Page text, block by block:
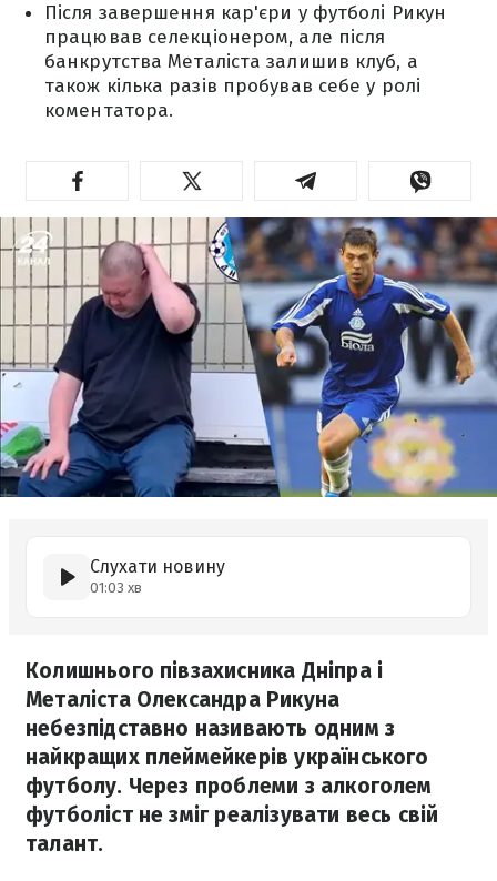
Після завершення кар'єри у футболі Рикун
працював селекціонером, але після
банкрутства Металіста залишив клуб, а
також кілька разів пробував себе у ролі
коментатора.
Слухати новину
01:03 хв
Колишнього півзахисника Дніпра і
Металіста Олександра Рикуна
небезпідставно називають одним з
найкращих плеймейкерів українського
футболу. Через проблеми з алкоголем
футболіст не зміг реалізувати весь свій
талант.